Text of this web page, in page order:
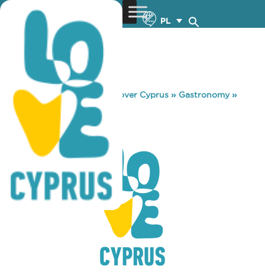
PL
You are here: Home »Discover Cyprus » Gastronomy»
ROBBIN HOOD
ROBBIN HOOD